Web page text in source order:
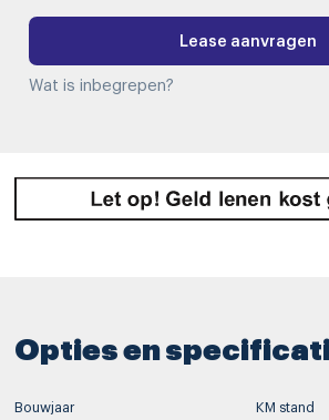
Lease aanvragen
Wat is inbegrepen?
Opties en
Bouwjaar KM stand